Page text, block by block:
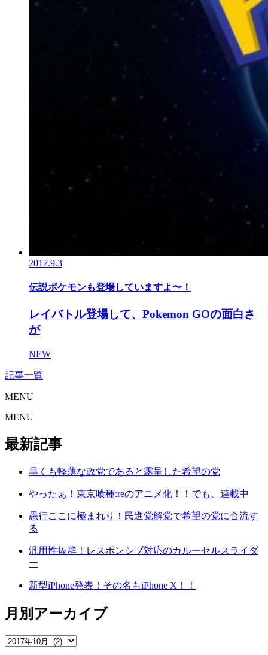
2017.9.3
伝説ポケモンも登場していますよ〜！
レイバトル登場して、Pokemon GOの面白さ
が
NEW
記事一覧
MENU
MENU
最新記事
早くも軽薄な政党であると露呈した希望の党
やったぁ！東京喰種:reのアニメ化！！でも、連載中
愚行ここに極まれり！民進党解党で希望の党に合流す
る
汎用性抜群！レスポンシブ対応のカルーセルスライダ
ー
新型iPhone発表！その名もiPhone X！！
月別アーカイブ